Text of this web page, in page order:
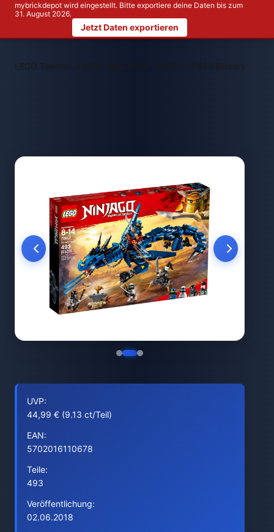
mybrickdepot wird eingestellt. Bitte exportiere deine Daten bis zum
31. August 2026.
Jetzt Daten exportieren
LEGO Themen > LEGO 70652 Blitzdrache
UVP:
44,99 € (9.13 ct/Teil)
EAN:
5702016110678
Teile:
493
Veröffentlichung:
02.06.2018